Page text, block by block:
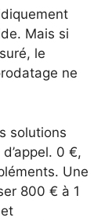
Mais si
le
ne
solutions
0 €,
Une
800 € à 1